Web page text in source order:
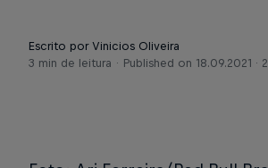
Escrito por Vinicios Oliveira
3 min de leitura
Published on 18.09.2021 ·